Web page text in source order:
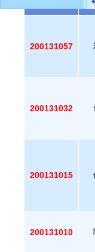
200131057
200131032
200131015
200131010